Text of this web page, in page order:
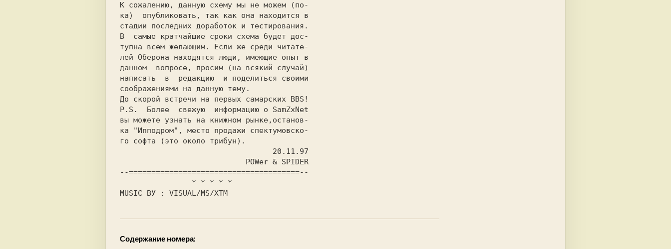
К сожалению, данную схему мы не можем (по-
ка)  опубликовать, так как она находится в
стадии последних доработок и тестирования.
В
самые кратчайшие сроки схема будет дос-
тупна всем желающим. Если же среди читате-
лей Оберона находятся люди, имеющие опыт в
данном
вопросе, просим (на всякий случай)
написать
в  редакцию
и поделиться своими
соображениями на данную тему.
Р.S.
Более  свежую  информацию о SamZxNet
вы можете узнать на книжном рынке,останов-
ка "Ипподром", место продажи спектумовско-
го софта (это около трибун).
* * * * *
MUSIC ВУ : VISUAL/MS/XTM
Содержание номера: